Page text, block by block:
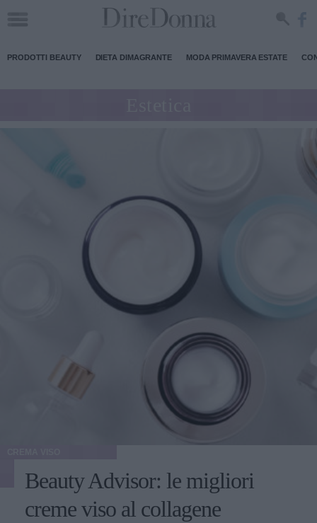
PRODOTTI BEAUTY DIETA DIMAGRANTE MODA PRIMAVERA ESTATE
Beauty Advisor: le migliori
creme viso al collagene